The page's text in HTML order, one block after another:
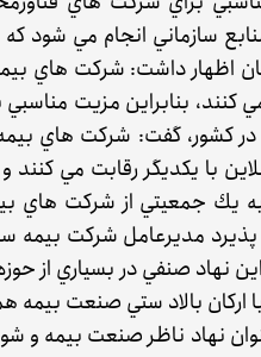
سازماني انجام مي شود كه
داشت: شركت هاي بيمه
كنند، بنابراين مزيت
در كشور، گفت: شركت هاي
با يكديگر رقابت مي كنند
يك جمعيتي از شركت هاي
مديرعامل شركت بيمه
صنفي در بسياري از حوزه
اركان بالاد ستي صنعت
نهاد ناظر صنعت بيمه و